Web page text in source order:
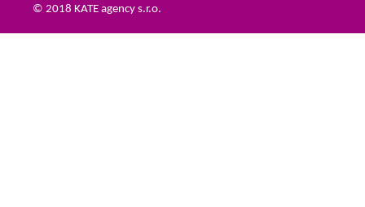
© 2018 KATE agency s.r.o.